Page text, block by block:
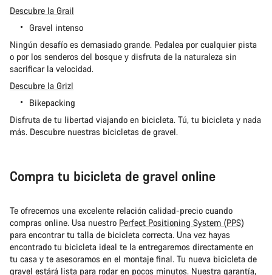
Descubre la Grail
Gravel intenso
Ningún desafío es demasiado grande. Pedalea por cualquier pista
o por los senderos del bosque y disfruta de la naturaleza sin
sacrificar la velocidad.
Descubre la Grizl
Bikepacking
Disfruta de tu libertad viajando en bicicleta. Tú, tu bicicleta y nada
más. Descubre nuestras bicicletas de gravel.
Compra tu bicicleta de gravel online
Te ofrecemos una excelente relación calidad-precio cuando
compras online. Usa nuestro Perfect Positioning System (PPS)
para encontrar tu talla de bicicleta correcta. Una vez hayas
encontrado tu bicicleta ideal te la entregaremos directamente en
tu casa y te asesoramos en el montaje final. Tu nueva bicicleta de
gravel estárá lista para rodar en pocos minutos. Nuestra garantía,